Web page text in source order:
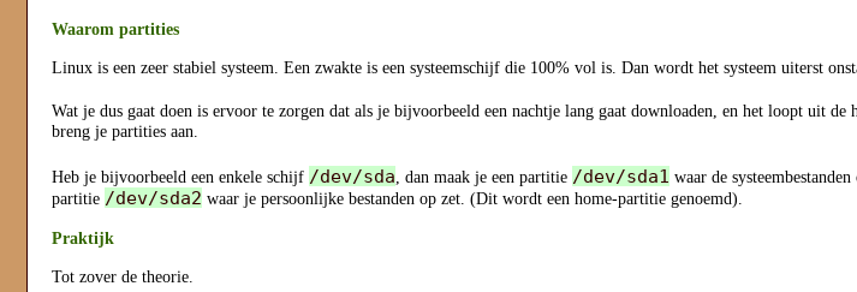
Waarom partities
Linux is een zeer stabiel systeem. Een zwakte is een systeemschijf die 100% vol is. Dan wordt het systeem uiterst
Wat je dus gaat doen is ervoor te zorgen dat als je bijvoorbeeld een nachtje lang gaat downloaden, en het loopt uit
breng je partities aan.
Heb je bijvoorbeeld een enkele schijf /dev/sda , dan maak je een partitie /dev/sda1 waar de
partitie /dev/sda2 waar je persoonlijke bestanden op zet. (Dit wordt een home-partitie genoemd).
Praktijk
Tot zover de theorie.